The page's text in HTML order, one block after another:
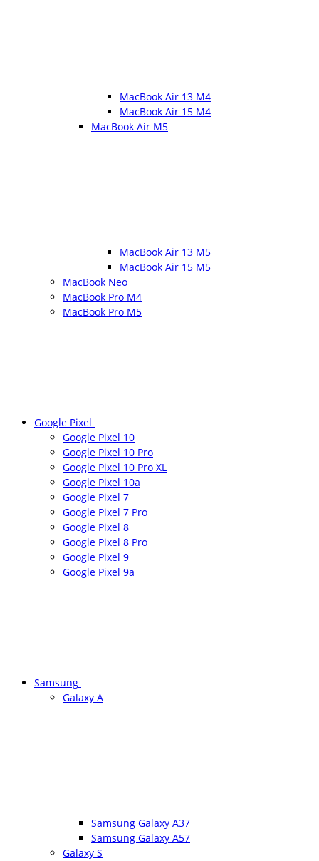
MacBook Air 13 M4
MacBook Air 15 M4
MacBook Air M5
MacBook Air 13 M5
MacBook Air 15 M5
MacBook Neo
MacBook Pro M4
MacBook Pro M5
Google Pixel
Google Pixel 10
Google Pixel 10 Pro
Google Pixel 10 Pro XL
Google Pixel 10a
Google Pixel 7
Google Pixel 7 Pro
Google Pixel 8
Google Pixel 8 Pro
Google Pixel 9
Google Pixel 9a
Samsung
Galaxy A
Samsung Galaxy A37
Samsung Galaxy A57
Galaxy S